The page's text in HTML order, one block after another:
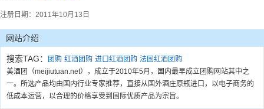
注册日期： 2011年10月13日
网站介绍
搜索TAG： 团购 红酒团购 进口红酒团购 法国红酒团购
美酒团（meijiutuan.net），成立于2010年5月，国内最早成立团购网站其中之
一。所选产品均由国内行业专家推荐，直接从国外酒庄原瓶进口，以电子商务的
低成本运营，以合理的价格享受到国际优质产品为宗旨。